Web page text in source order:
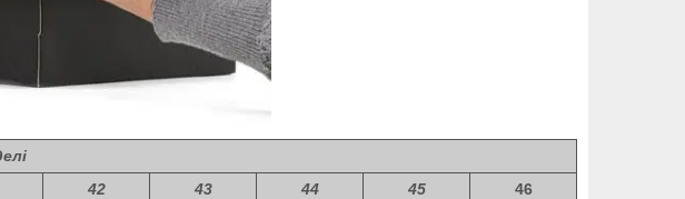
42 43 44 45
46